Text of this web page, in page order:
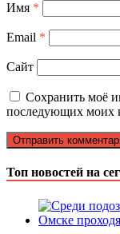
Имя *
Email *
Сайт
Сохранить моё
последующих моих
Топ новостей на